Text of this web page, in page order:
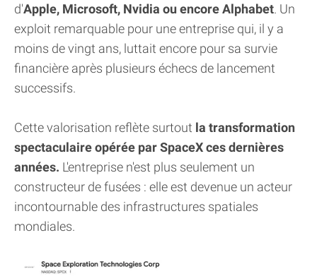
d'Apple, Microsoft, Nvidia ou encore Alphabet. Un
exploit remarquable pour une entreprise qui, il y a
moins de vingt ans, luttait encore pour sa survie
financière après plusieurs échecs de lancement
successifs.
Cette valorisation reflète surtout la transformation
spectaculaire opérée par SpaceX ces dernières
années. L'entreprise n'est plus seulement un
constructeur de fusées : elle est devenue un acteur
incontournable des infrastructures spatiales
mondiales.